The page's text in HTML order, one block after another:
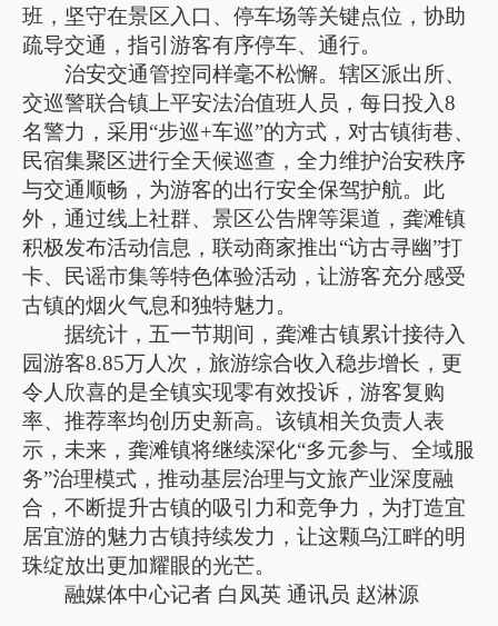
班，坚守在景区入口、停车场等关键点位，协助
疏导交通，指引游客有序停车、通行。
治安交通管控同样毫不松懈。辖区派出所、
交巡警联合镇上平安法治值班人员，每日投入8
名警力，采用“步巡+车巡”的方式，对古镇街巷、
民宿集聚区进行全天候巡查，全力维护治安秩序
与交通顺畅，为游客的出行安全保驾护航。此
外，通过线上社群、景区公告牌等渠道，龚滩镇
积极发布活动信息，联动商家推出“访古寻幽”打
卡、民谣市集等特色体验活动，让游客充分感受
古镇的烟火气息和独特魅力。
据统计，五一节期间，龚滩古镇累计接待入
园游客8.85万人次，旅游综合收入稳步增长，更
令人欣喜的是全镇实现零有效投诉，游客复购
率、推荐率均创历史新高。该镇相关负责人表
示，未来，龚滩镇将继续深化“多元参与、全域服
务”治理模式，推动基层治理与文旅产业深度融
合，不断提升古镇的吸引力和竞争力，为打造宜
居宜游的魅力古镇持续发力，让这颗乌江畔的明
珠绽放出更加耀眼的光芒。
融媒体中心记者 白凤英 通讯员 赵淋源